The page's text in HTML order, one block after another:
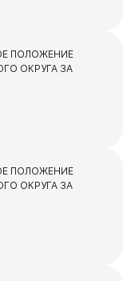
ПОЛОЖЕНИЕ
ОКРУГА ЗА
ПОЛОЖЕНИЕ
ОКРУГА ЗА